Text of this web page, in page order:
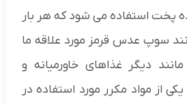
پخت استفاده می شود که هر بار
سوپ عدس قرمز مورد علاقه ما
دیگر غذاهای خاورمیانه و
از مواد مکرر مورد استفاده در